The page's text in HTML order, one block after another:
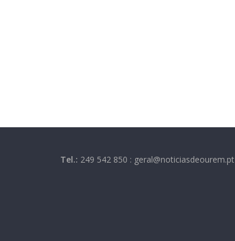
Tel.: 249 542 850 : geral@noticiasdeourem.pt